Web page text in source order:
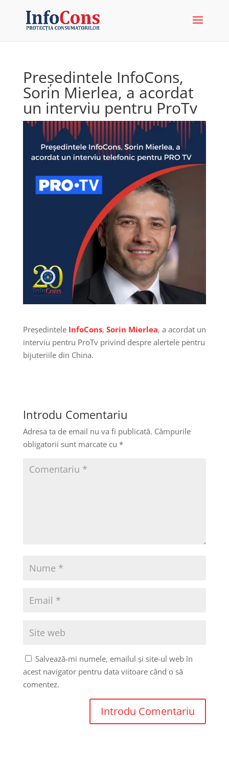
Președintele InfoCons,
Sorin Mierlea, a acordat
un interviu pentru ProTv
Președintele InfoCons, Sorin Mierlea, a acordat un
interviu pentru ProTv privind despre alertele pentru
bijuteriile din China.
Introdu Comentariu
Adresa ta de email nu va fi publicată. Câmpurile
obligatorii sunt marcate cu *
Salvează-mi numele, emailul și site-ul web în
acest navigator pentru data viitoare când o să
comentez.